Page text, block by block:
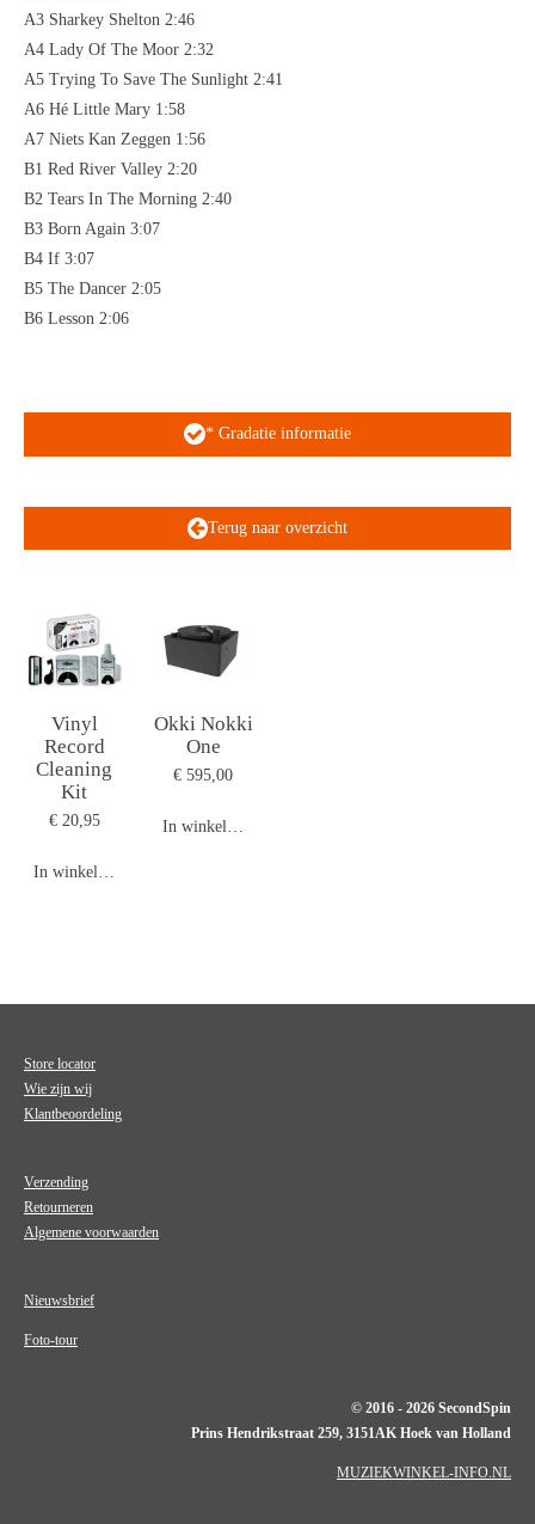
A3 Sharkey Shelton 2:46
A4 Lady Of The Moor 2:32
A5 Trying To Save The Sunlight 2:41
A6 Hé Little Mary 1:58
A7 Niets Kan Zeggen 1:56
B1 Red River Valley 2:20
B2 Tears In The Morning 2:40
B3 Born Again 3:07
B4 If 3:07
B5 The Dancer 2:05
B6 Lesson 2:06
* Gradatie informatie
Terug naar overzicht
Vinyl
Record
Cleaning
Kit
€ 20,95
In winkelwagen
Okki Nokki
One
€ 595,00
In winkelwagen
Store locator
Wie zijn wij
Klantbeoordeling
Verzending
Retourneren
Algemene voorwaarden
Nieuwsbrief
Foto-tour
© 2016 - 2026 SecondSpin
Prins Hendrikstraat 259, 3151AK Hoek van Holland
MUZIEKWINKEL-INFO.NL